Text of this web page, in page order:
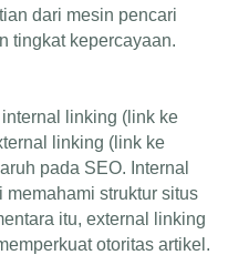
dari mesin pencari
tingkat kepercayaan.
linking (link ke
linking (link ke
pada SEO. Internal
memahami struktur situs
itu, external linking
otoritas artikel.